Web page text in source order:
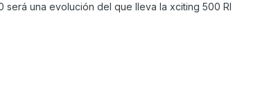
una evolución del que lleva la xciting 500 RI